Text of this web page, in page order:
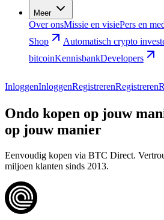
Meer
Over onsMissie en visiePers en
Shop
Automatisch crypto
bitcoinKennisbankDevelopers
InloggenInloggenRegistrerenRegistreren
Ondo kopen op jouw
op jouw manier
Eenvoudig kopen via BTC Direct.
miljoen klanten sinds 2013.